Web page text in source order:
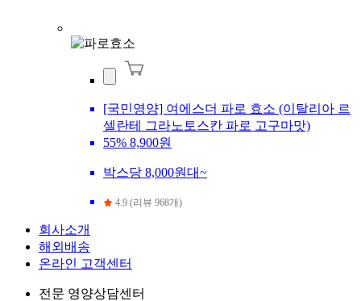
[국민영양] 여에스더 파로 효소 (이탈리아 르
셀란테 그라노토스칸 파로 고구마맛)
55% 8,900원
박스당 8,000원대~
4.9 (리뷰 968개)
회사소개
해외배송
온라인 고객센터
전문 영양상담센터